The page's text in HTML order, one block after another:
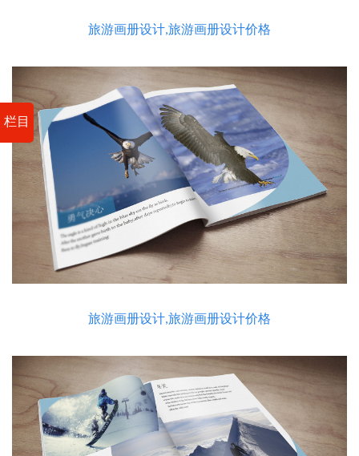
栏目
旅游画册设计,旅游画册设计价格
旅游画册设计,旅游画册设计价格